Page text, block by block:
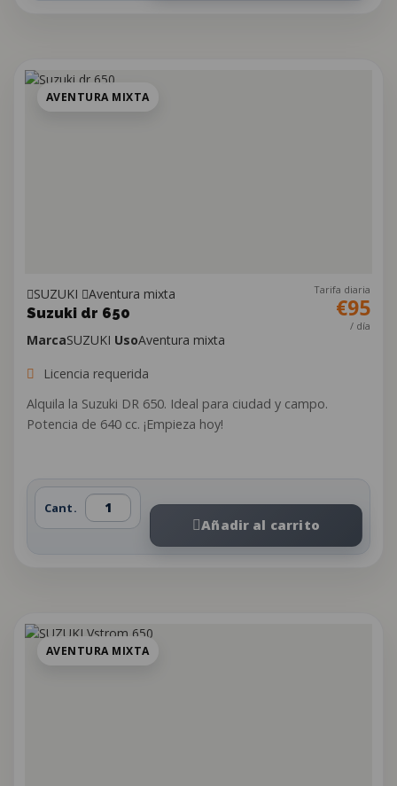
AVENTURA MIXTA
SUZUKI
Aventura mixta
Suzuki dr 650
Tarifa diaria
€95
/ día
MarcaSUZUKI UsoAventura mixta
Licencia requerida
Alquila la Suzuki DR 650. Ideal para ciudad y campo.
Potencia de 640 cc. ¡Empieza hoy!
Cant.
Añadir al carrito
AVENTURA MIXTA